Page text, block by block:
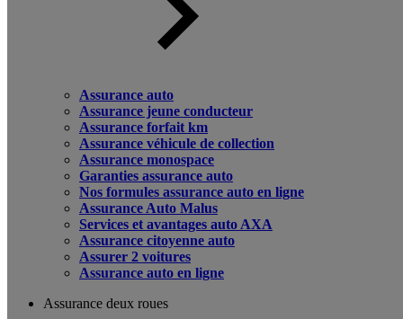
Assurance auto
Assurance jeune conducteur
Assurance forfait km
Assurance véhicule de collection
Assurance monospace
Garanties assurance auto
Nos formules assurance auto en ligne
Assurance Auto Malus
Services et avantages auto AXA
Assurance citoyenne auto
Assurer 2 voitures
Assurance auto en ligne
Assurance deux roues